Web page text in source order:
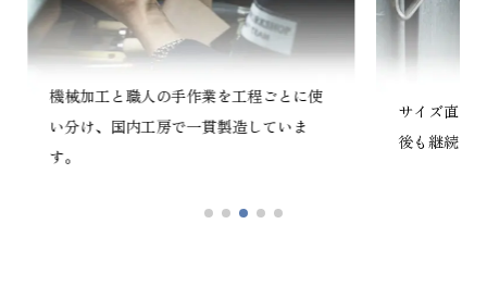
機械加工と職人の手作業を工程ごとに使
い分け、国内工房で一貫製造していま
す。
サイズ直し
後も継続的